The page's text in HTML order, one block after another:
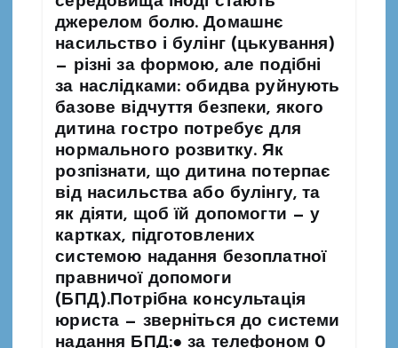
джерелом болю. Домашнє
насильство і булінг (цькування)
— різні за формою, але подібні
за наслідками: обидва руйнують
базове відчуття безпеки, якого
дитина гостро потребує для
нормального розвитку. Як
розпізнати, що дитина потерпає
від насильства або булінгу, та
як діяти, щоб їй допомогти — у
картках, підготовлених
системою надання безоплатної
правничої допомоги
(БПД).Потрібна консультація
юриста — зверніться до системи
надання БПД:● за телефоном 0